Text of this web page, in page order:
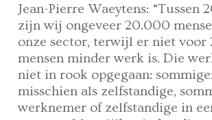
Jean-Pierre Waeytens: “Tussen
zijn wij ongeveer 20.000
onze sector, terwijl er niet voor
mensen minder werk is. Die
niet in rook opgegaan:
misschien als zelfstandige,
werknemer of zelfstandige in